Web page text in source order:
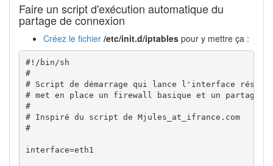
Faire un script d'exécution automatique du
partage de connexion
Créez le fichier /etc/init.d/iptables pour y mettre ça :
#!/bin/sh
#
# Script de démarrage qui lance l'interface
# met en place un firewall basique et un partage de
#
# Inspiré du script de Mjules_at_ifrance.com
#
interface=eth1